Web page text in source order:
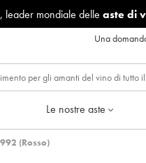
leader mondiale delle aste di
Una
Le nostre aste
(Rosso)